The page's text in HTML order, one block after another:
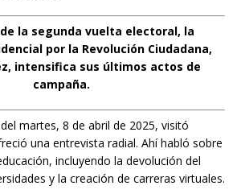
la segunda vuelta electoral, la
por la Revolución Ciudadana,
intensifica sus últimos actos de
campaña.
martes, 8 de abril de 2025, visitó
una entrevista radial. Ahí habló sobre
incluyendo la devolución del
y la creación de carreras virtuales.